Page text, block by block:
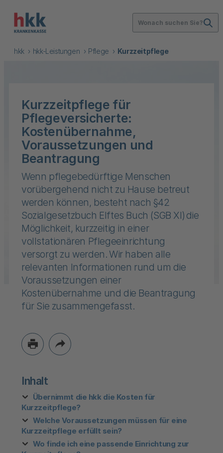
Wonach suchen Sie?
hkk hkk-Leistungen Pflege Kurzzeitpflege
Kurzzeitpflege für
Pflegeversicherte:
Kostenübernahme,
Voraussetzungen und
Beantragung
Wenn pflegebedürftige Menschen
vorübergehend nicht zu Hause betreut
werden können, besteht nach §42
Sozialgesetzbuch Elftes Buch (SGB XI) die
Möglichkeit, kurzzeitig in einer
vollstationären Pflegeeinrichtung
versorgt zu werden. Wir haben alle
relevanten Informationen rund um die
Voraussetzungen einer
Kostenübernahme und die Beantragung
für Sie zusammengefasst.
Inhalt
Übernimmt die hkk die Kosten für
Kurzzeitpflege?
Welche Voraussetzungen müssen für eine
Kurzzeitpflege erfüllt sein?
Wo finde ich eine passende Einrichtung zur